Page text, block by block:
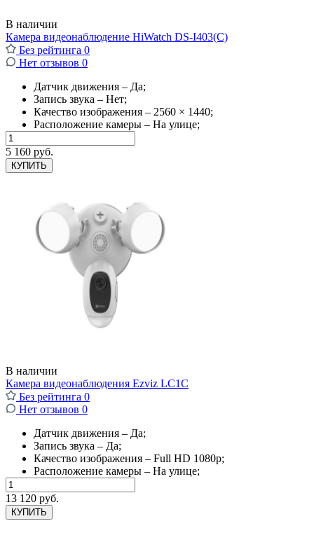
В наличии
Камера видеонаблюдение HiWatch DS-I403(C)
Без рейтинга 0
Нет отзывов 0
Датчик движения – Да;
Запись звука – Нет;
Качество изображения – 2560 × 1440;
Расположение камеры – На улице;
5 160 руб.
КУПИТЬ
В наличии
Камера видеонаблюдения Ezviz LC1C
Без рейтинга 0
Нет отзывов 0
Датчик движения – Да;
Запись звука – Да;
Качество изображения – Full HD 1080p;
Расположение камеры – На улице;
13 120 руб.
КУПИТЬ